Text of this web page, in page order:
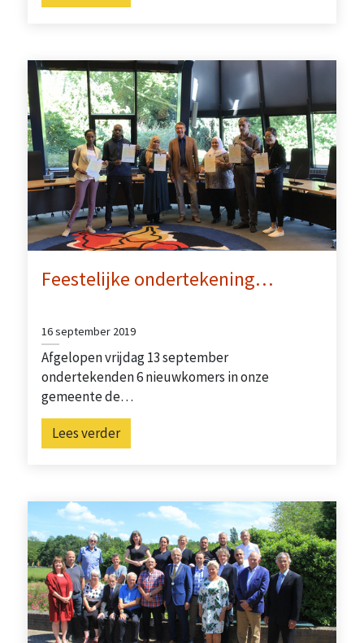
Feestelijke ondertekening…
16 september 2019
Afgelopen vrijdag 13 september
ondertekenden 6 nieuwkomers in onze
gemeente de…
Lees verder